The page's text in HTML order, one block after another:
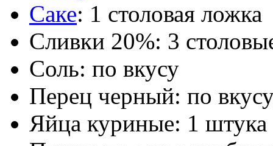
Саке: 1 столовая ложка
Сливки 20%: 3
Соль: по вкусу
Перец черный: по
Яйца куриные: 1 штука